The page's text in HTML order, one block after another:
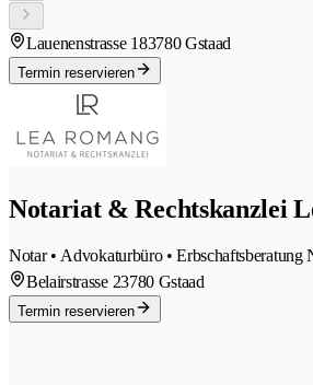
Lauenenstrasse 183780 Gstaad
Termin reservieren
Notariat & Rechtskanzlei
Notar • Advokaturbüro • Erbschaftsberatung
Belairstrasse 23780 Gstaad
Termin reservieren